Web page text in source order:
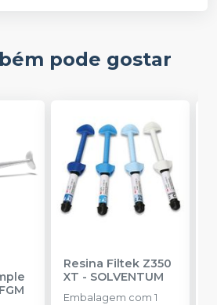
pode gostar
FGM
Resina Filtek Z350
XT - SOLVENTUM
Embalagem com 1